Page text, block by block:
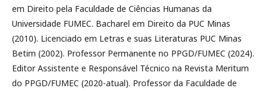
em Direito pela Faculdade de Ciências Humanas da
Universidade FUMEC. Bacharel em Direito da PUC Minas
(2010). Licenciado em Letras e suas Literaturas PUC Minas
Betim (2002). Professor Permanente no PPGD/FUMEC (2024).
Editor Assistente e Responsável Técnico na Revista Meritum
do PPGD/FUMEC (2020-atual). Professor da Faculdade de